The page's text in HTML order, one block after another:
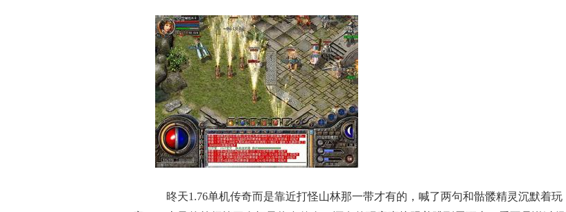
昸天1.76单机传奇而是靠近打怪山林那一带才有的，喊了两句和骷髅精灵沉默着玩